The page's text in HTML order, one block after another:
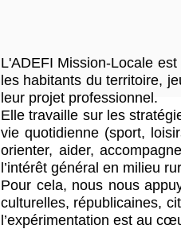
L'ADEFI Mission-Locale
les habitants du territoire,
leur projet professionnel.
Elle travaille sur les
vie quotidienne (sport,
orienter, aider,
l’intérêt général en milieu
Pour cela, nous nous
culturelles, républicaines,
l’expérimentation est au